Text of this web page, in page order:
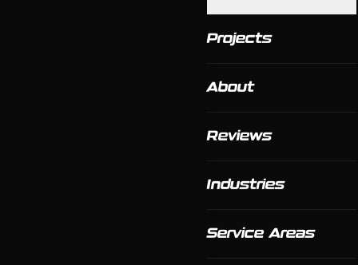
Projects
About
Reviews
Industries
Service Areas